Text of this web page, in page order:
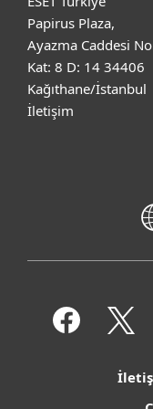
Papirus Plaza,
Ayazma Caddesi
Kat: 8 D: 14 34406
Kağıthane/İstanbul
İletişim